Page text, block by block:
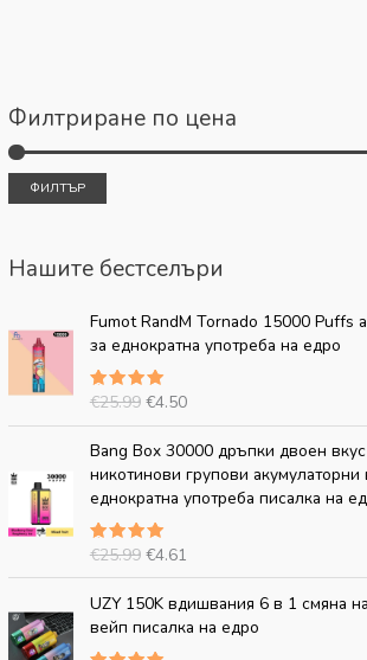
Филтриране по цена
ФИЛТЪР
Нашите бестселъри
Fumot RandM Tornado 15000 Puffs
за еднократна употреба на едро
Оценено
от 5
€25.99
О
р
и
г
и
н
а
л
н
а
ц
е
н
а
€4.50
Т
е
к
щ
а
ц
е
н
€
4
.
Bang Box 30000 дръпки двоен
никотинови групови акумулаторни
еднократна употреба писалка на
Оценено
€25.99
р
и
г
и
н
а
л
н
а
€4.61
Т
е
к
у
а
ц
е
н
UZY 150K вдишвания 6 в 1 смяна
вейп писалка на едро
О
р
и
е
к